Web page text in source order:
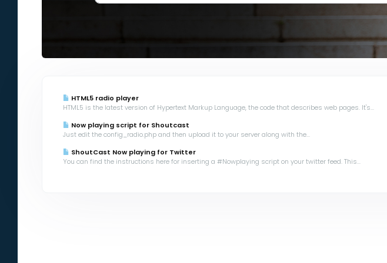
HTML5 radio player
HTML5 is the latest version of Hypertext Markup Language, the code that describes web pages. It's...
Now playing script for Shoutcast
Just edit the config_radio.php and then upload it to your server along with the...
ShoutCast Now playing for Twitter
You can find the instructions here for inserting a #Nowplaying script on your twitter feed. This...